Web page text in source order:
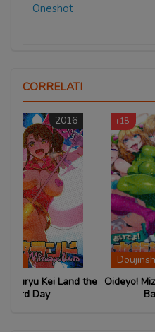
Oneshot
CORRELATI
+18 2016
Doujinshi
Oideyo! Mizuryu Kei Land 3.5